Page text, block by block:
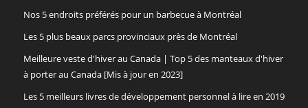
Nos 5 endroits préférés pour un barbecue à Montréal
Les 5 plus beaux parcs provinciaux près de Montréal
Meilleure veste d'hiver au Canada | Top 5 des manteaux d'hiver
à porter au Canada [Mis à jour en 2023]
Les 5 meilleurs livres de développement personnel à lire en 2019